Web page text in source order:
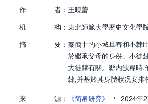
作 者： 王曉蕾
机
构： 東北師範大學歷史文化學
摘
要： 秦簡中的小城旦舂和小隸
於繼承父母的身份。小徒
大徒隸有關。縣内缺糧時
隸,并基於其身體狀况安排
来
源： 《简帛研究》 • 2024年